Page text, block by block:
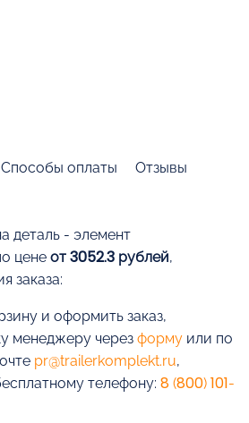
Способы оплаты
Отзывы
деталь - элемент
цене от 3052.3 рублей,
заказа:
и оформить заказ,
менеджеру через форму или по
pr@trailerkomplekt.ru,
телефону: 8 (800) 101-